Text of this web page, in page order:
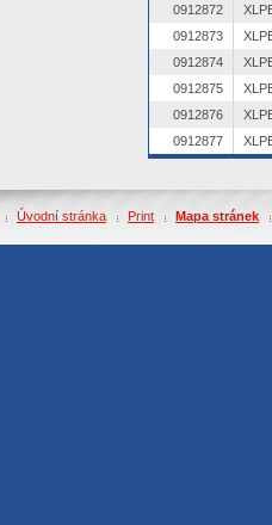
0912872
0912873
0912874
0912875
0912876
0912877
Úvodní stránka Print Mapa stránek